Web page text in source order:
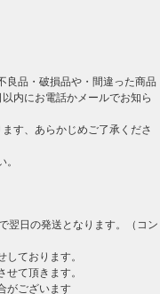
良品・破損品や・間違った商品
内にお電話かメールでお知ら
す、あらかじめご了承くださ
翌日の発送となります。（コン
ております。
て頂きます。
がございます